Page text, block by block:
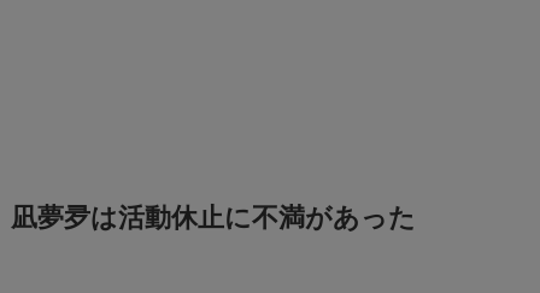
凪夢夛は活動休止に不満があった